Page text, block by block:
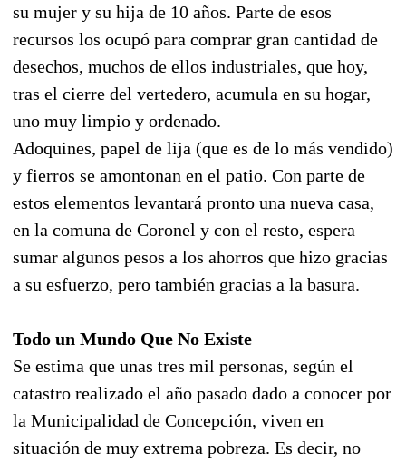
su mujer y su hija de 10 años. Parte de esos
recursos los ocupó para comprar gran cantidad de
desechos, muchos de ellos industriales, que hoy,
tras el cierre del vertedero, acumula en su hogar,
uno muy limpio y ordenado.
Adoquines, papel de lija (que es de lo más vendido)
y fierros se amontonan en el patio. Con parte de
estos elementos levantará pronto una nueva casa,
en la comuna de Coronel y con el resto, espera
sumar algunos pesos a los ahorros que hizo gracias
a su esfuerzo, pero también gracias a la basura.
Todo un Mundo Que No Existe
Se estima que unas tres mil personas, según el
catastro realizado el año pasado dado a conocer por
la Municipalidad de Concepción, viven en
situación de muy extrema pobreza. Es decir, no